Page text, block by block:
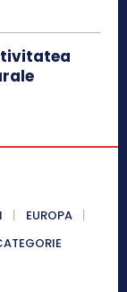
EUROPA